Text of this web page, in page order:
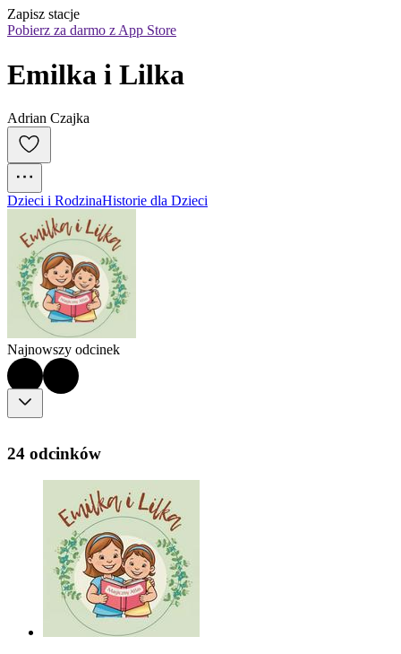
Zapisz stacje
Pobierz za darmo z App Store
Emilka i Lilka
Adrian Czajka
Dzieci i RodzinaHistorie dla Dzieci
Najnowszy odcinek
24 odcinków